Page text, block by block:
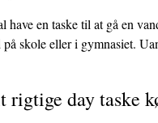
have en taske til at gå en
skole eller i gymnasiet.
rigtige day taske